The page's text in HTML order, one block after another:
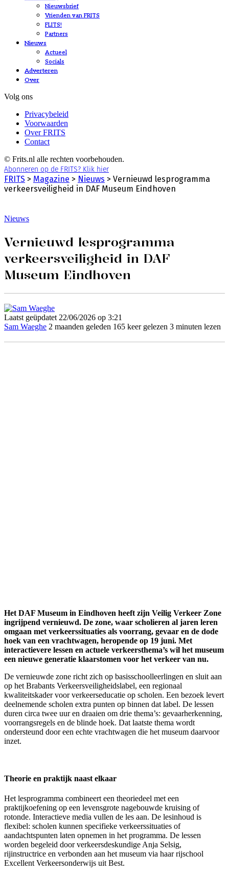
Nieuwsbrief
Vrienden van FRITS
FLITS!
Partners
Nieuws
Actueel
Socials
Adverteren
Over
Volg ons
Privacybeleid
Voorwaarden
Over FRITS
Contact
© Frits.nl alle rechten voorbehouden.
Abonneren op de FRITS? Klik hier
FRITS > Magazine > Nieuws > Vernieuwd lesprogramma
verkeersveiligheid in DAF Museum Eindhoven
Nieuws
Vernieuwd lesprogramma
verkeersveiligheid in DAF
Museum Eindhoven
Laatst geüpdatet 22/06/2026 op 3:21
Sam Waeghe 2 maanden geleden 165 keer gelezen 3 minuten lezen
Het DAF Museum in Eindhoven heeft zijn Veilig Verkeer Zone
ingrijpend vernieuwd. De zone, waar scholieren al jaren leren
omgaan met verkeerssituaties als voorrang, gevaar en de dode
hoek van een vrachtwagen, heropende op 19 juni. Met
interactievere lessen en actuele verkeersthema’s wil het museum
een nieuwe generatie klaarstomen voor het verkeer van nu.
De vernieuwde zone richt zich op basisschoolleerlingen en sluit aan
op het Brabants Verkeersveiligheidslabel, een regionaal
kwaliteitskader voor verkeerseducatie op scholen. Een bezoek levert
deelnemende scholen extra punten op binnen dat label. De lessen
duren circa twee uur en draaien om drie thema’s: gevaarherkenning,
voorrangsregels en de blinde hoek. Dat laatste thema wordt
ondersteund door een echte vrachtwagen die het museum daarvoor
inzet.
Theorie en praktijk naast elkaar
Het lesprogramma combineert een theoriedeel met een
praktijkoefening op een levensgrote nagebouwde kruising of
rotonde. Interactieve media vullen de les aan. De lesinhoud is
flexibel: scholen kunnen specifieke verkeerssituaties of
aandachtspunten laten opnemen in het programma. De lessen
worden begeleid door verkeersdeskundige Anja Selsig,
rijinstructrice en verbonden aan het museum via haar rijschool
Excellent Verkeersonderwijs uit Best.